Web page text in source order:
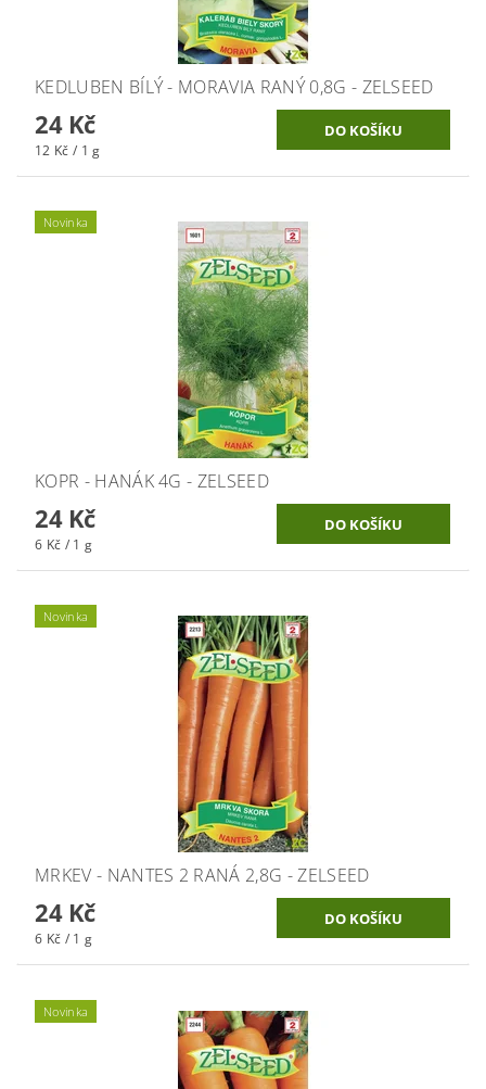
KEDLUBEN BÍLÝ - MORAVIA RANÝ 0,8G - ZELSEED
24 Kč
12 Kč / 1 g
Novinka
KOPR - HANÁK 4G - ZELSEED
24 Kč
6 Kč / 1 g
Novinka
MRKEV - NANTES 2 RANÁ 2,8G - ZELSEED
24 Kč
6 Kč / 1 g
Novinka